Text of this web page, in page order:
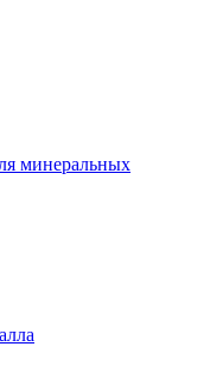
минеральных